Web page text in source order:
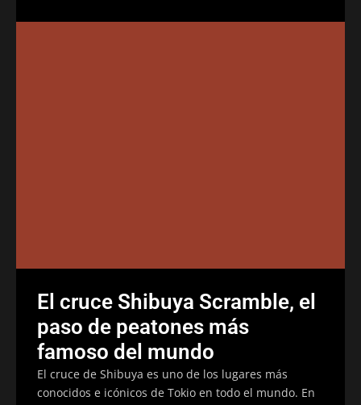
El cruce Shibuya Scramble, el
paso de peatones más
famoso del mundo
El cruce de Shibuya es uno de los lugares más
conocidos e icónicos de Tokio en todo el mundo. En